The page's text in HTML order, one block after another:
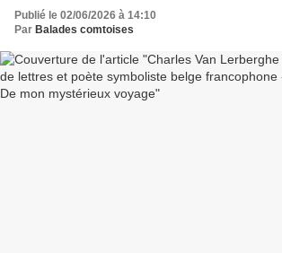
Publié le 02/06/2026 à 14:10
Par Balades comtoises